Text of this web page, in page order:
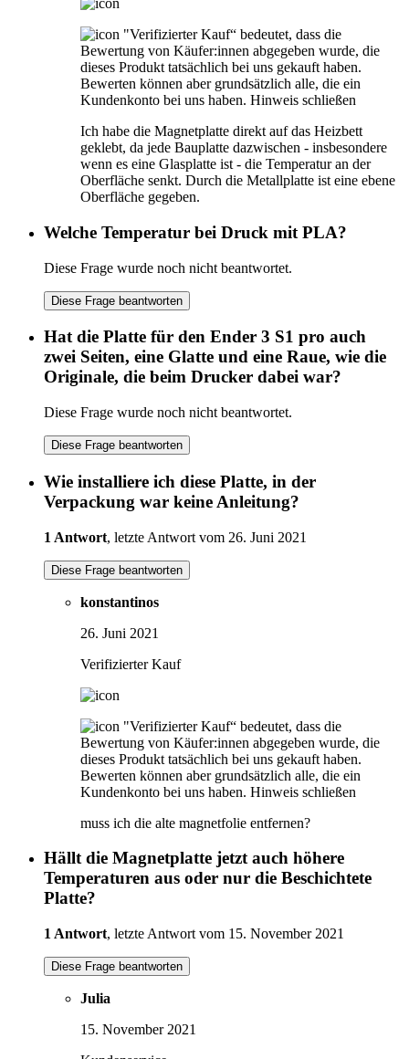
"Verifizierter Kauf“ bedeutet, dass die
Bewertung von Käufer:innen abgegeben wurde, die
dieses Produkt tatsächlich bei uns gekauft haben.
Bewerten können aber grundsätzlich alle, die ein
Kundenkonto bei uns haben. Hinweis schließen
Ich habe die Magnetplatte direkt auf das Heizbett
geklebt, da jede Bauplatte dazwischen - insbesondere
wenn es eine Glasplatte ist - die Temperatur an der
Oberfläche senkt. Durch die Metallplatte ist eine ebene
Oberfläche gegeben.
Welche Temperatur bei Druck mit PLA?
Diese Frage wurde noch nicht beantwortet.
Diese Frage beantworten
Hat die Platte für den Ender 3 S1 pro auch
zwei Seiten, eine Glatte und eine Raue, wie die
Originale, die beim Drucker dabei war?
Diese Frage wurde noch nicht beantwortet.
Diese Frage beantworten
Wie installiere ich diese Platte, in der
Verpackung war keine Anleitung?
1 Antwort, letzte Antwort vom 26. Juni 2021
Diese Frage beantworten
konstantinos
26. Juni 2021
Verifizierter Kauf
"Verifizierter Kauf“ bedeutet, dass die
Bewertung von Käufer:innen abgegeben wurde, die
dieses Produkt tatsächlich bei uns gekauft haben.
Bewerten können aber grundsätzlich alle, die ein
Kundenkonto bei uns haben. Hinweis schließen
muss ich die alte magnetfolie entfernen?
Hällt die Magnetplatte jetzt auch höhere
Temperaturen aus oder nur die Beschichtete
Platte?
1 Antwort, letzte Antwort vom 15. November 2021
Diese Frage beantworten
Julia
15. November 2021